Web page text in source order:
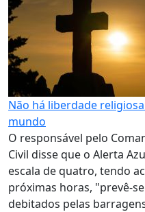
Não há liberdade
mundo
O responsável pelo
Civil disse que o Alerta
escala de quatro, tendo
próximas horas, "prevê-
debitados pelas